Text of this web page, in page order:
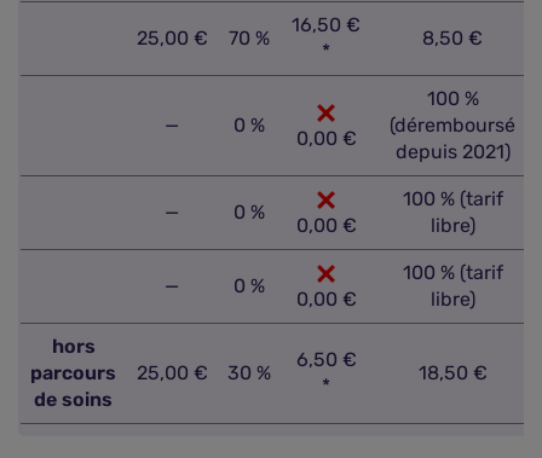
25,00 € 70 %
16,50 €
*
8,50 €
— 0 %
0,00 €
100 %
(déremboursé
depuis 2021)
— 0 %
0,00 €
100 % (tarif
libre)
— 0 %
0,00 €
100 % (tarif
libre)
hors
parcours
de soins
25,00 € 30 %
6,50 €
*
18,50 €